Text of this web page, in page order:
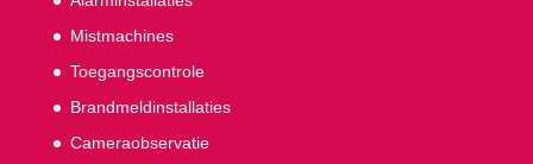
Mistmachines
Toegangscontrole
Brandmeldinstallaties
Cameraobservatie